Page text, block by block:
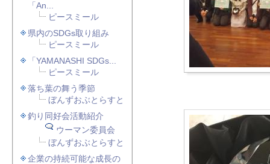
「An...
ピースミール
県内のSDGs取り組み
ピースミール
「YAMANASHI SDGs...
ピースミール
落ち葉の舞う季節
ぼんずおぶとらすと
釣り同好会活動紹介
ウーマン委員会
ぼんずおぶとらすと
企業の持続可能な成長の